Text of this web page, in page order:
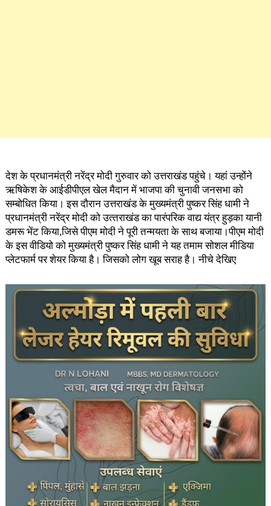
देश के प्रधानमंत्री नरेंद्र मोदी गुरुवार को उत्तराखंड पहुंचे। यहां उन्होंने
ऋषिकेश के आईडीपीएल खेल मैदान में भाजपा की चुनावी जनसभा को
सम्बोधित किया। इस दौरान उत्तराखंड के मुख्यमंत्री पुष्कर सिंह धामी ने
प्रधानमंत्री नरेंद्र मोदी को उत्‍तराखंड का पारंपरिक वाद्य यंत्र हुड़का यानी
डमरू भेंट किया,जिसे पीएम मोदी ने पूरी तन्मयता के साथ बजाया।पीएम मोदी
के इस वीडियो को मुख्यमंत्री पुष्कर सिंह धामी ने यह तमाम सोशल मीडिया
प्लेटफार्म पर शेयर किया है। जिसको लोग खूब सराह है। नीचे देखिए